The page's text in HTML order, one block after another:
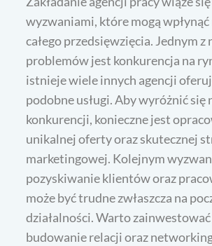
wyzwaniami, które mogą wpłynąć
całego przedsięwzięcia. Jednym z
problemów jest konkurencja na
istnieje wiele innych agencji
podobne usługi. Aby wyróżnić się
konkurencji, konieczne jest
unikalnej oferty oraz skutecznej
marketingowej. Kolejnym
pozyskiwanie klientów oraz
może być trudne zwłaszcza na
działalności. Warto zainwestować
budowanie relacji oraz